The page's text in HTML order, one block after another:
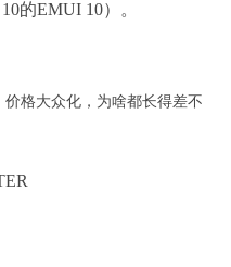
的EMUI 10）。